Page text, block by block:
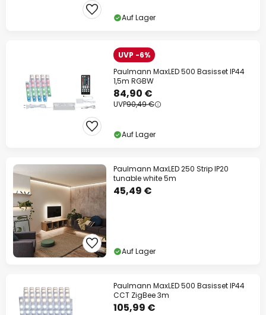
Auf Lager
UVP -6%
Paulmann MaxLED 500 Basisset IP44
1,5m RGBW
84,90 €
UVP90,49 €
Auf Lager
Paulmann MaxLED 250 Strip IP20
tunable white 5m
45,49 €
Auf Lager
Paulmann MaxLED 500 Basisset IP44
CCT ZigBee 3m
105,99 €